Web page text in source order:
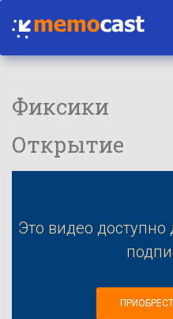
Фиксики
Открытие
Это видео